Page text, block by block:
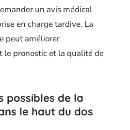
un avis médical
en charge tardive. La
peut améliorer
le pronostic et la qualité de
possibles de la
le haut du dos